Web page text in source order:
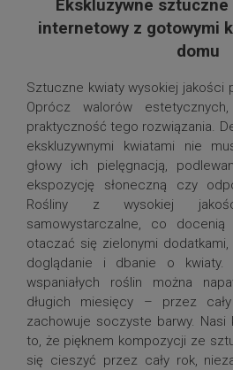
Ekskluzywne
internetowy z gotowymi
domu
Sztuczne kwiaty wysokiej jakości
Oprócz walorów
praktyczność tego rozwiązania.
ekskluzywnymi kwiatami nie
głowy ich pielęgnacją,
ekspozycję słoneczną czy
Rośliny z wysokiej
samowystarczalne, co
otaczać się zielonymi
doglądanie i dbanie o kwiaty.
wspaniałych roślin można
długich miesięcy – przez
zachowuje soczyste barwy. Nasi
to, że pięknem kompozycji ze
się cieszyć przez cały rok,